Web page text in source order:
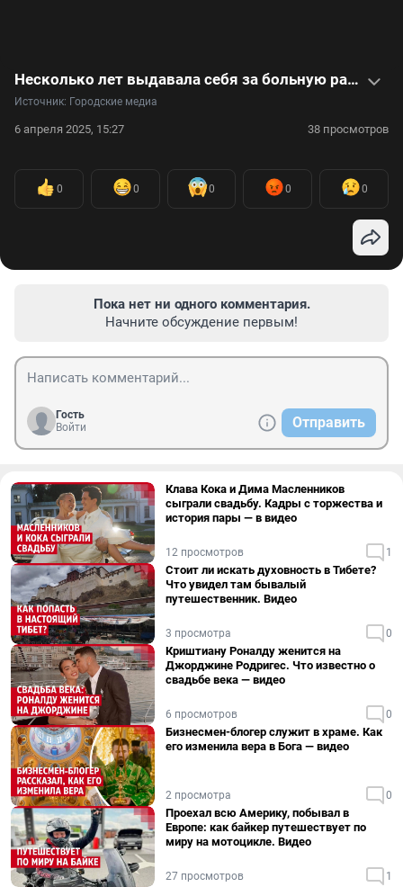
Несколько лет выдавала себя за больную раком: видеоистория Бэлль Гибсон
Источник: Городские медиа
6 апреля 2025, 15:27 38 просмотров
0 0 0 0 0
Пока нет ни одного комментария.
Начните обсуждение первым!
Гость
Войти
Отправить
Клава Кока и Дима Масленников
сыграли свадьбу. Кадры с торжества и
история пары — в видео
12 просмотров 1
Стоит ли искать духовность в Тибете?
Что увидел там бывалый
путешественник. Видео
3 просмотра 0
Криштиану Роналду женится на
Джорджине Родригес. Что известно о
свадьбе века — видео
6 просмотров 0
Бизнесмен-блогер служит в храме. Как
его изменила вера в Бога — видео
2 просмотра 0
Проехал всю Америку, побывал в
Европе: как байкер путешествует по
миру на мотоцикле. Видео
27 просмотров 1